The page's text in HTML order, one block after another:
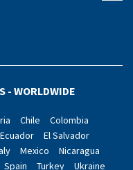
- WORLDWIDE
Chile
Colombia
Ecuador
El Salvador
Mexico
Nicaragua
Spain Turkey Ukraine